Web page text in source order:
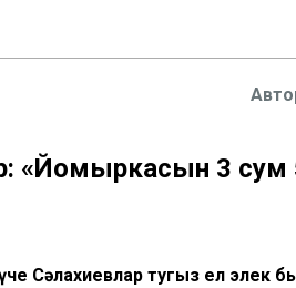
«Йомыркасын 3 сум
Сәлахиевлар тугыз ел элек